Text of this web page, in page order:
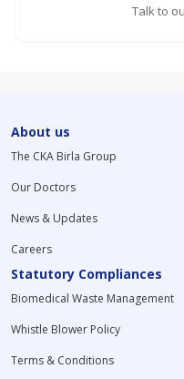
Talk to
About us
The CKA Birla Group
Our Doctors
News & Updates
Careers
Statutory Compliances
Biomedical Waste Management
Whistle Blower Policy
Terms & Conditions